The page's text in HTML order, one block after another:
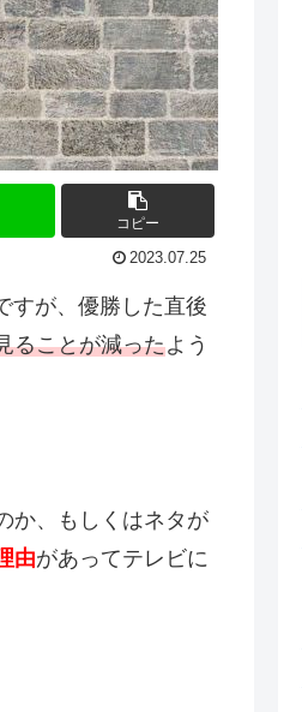
コピー
2023.07.25
すが、優勝した直後
ることが減ったよう
か、もしくはネタが
由があってテレビに